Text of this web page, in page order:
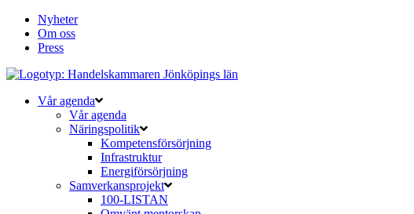
Nyheter
Om oss
Press
Vår agenda
Vår agenda
Näringspolitik
Kompetensförsörjning
Infrastruktur
Energiförsörjning
Samverkansprojekt
100-LISTAN